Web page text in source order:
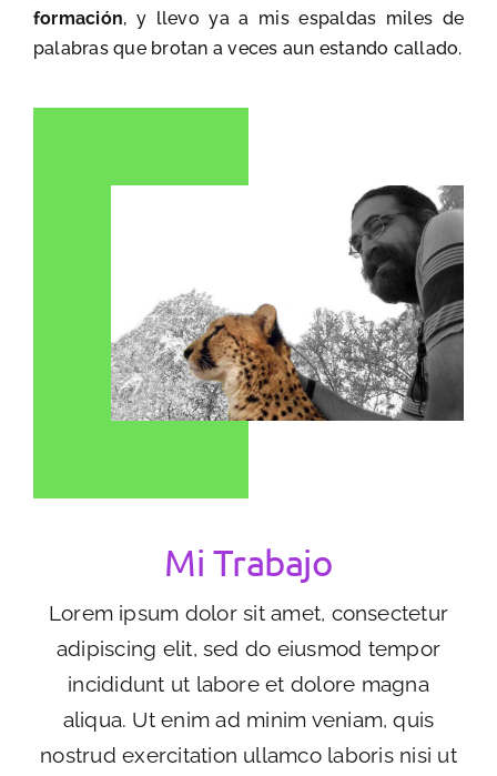
formación, y llevo ya a mis espaldas miles de
palabras que brotan a veces aun estando callado.
Mi Trabajo
Lorem ipsum dolor sit amet, consectetur
adipiscing elit, sed do eiusmod tempor
incididunt ut labore et dolore magna
aliqua. Ut enim ad minim veniam, quis
nostrud exercitation ullamco laboris nisi ut